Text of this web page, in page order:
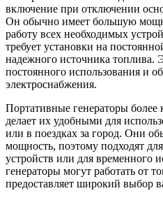
включение при отключении
Он обычно имеет большую
работу всех необходимых
требует установки на
надежного источника топлива.
постоянного использования и
электроснабжения.
Портативные генераторы
делает их удобными для
или в поездках за город. Они
мощность, поэтому подходят
устройств или для временного
генераторы могут работать от
предоставляет широкий выбор